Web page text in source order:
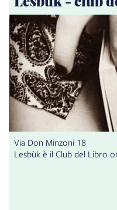
Via Don Minzoni 18
Lesbùk è il Club del Libro